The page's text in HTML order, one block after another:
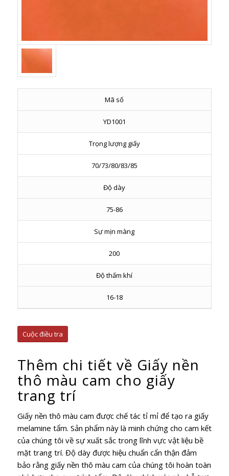
Mã số
YD1001
Trọng lượng giấy
70/73/80/83/85
Độ dày
75-86
Sự mịn màng
200
Độ thấm khí
16-18
Cuộc điều tra
Thêm chi tiết về Giấy nền
thô màu cam cho giấy
trang trí
Giấy nền thô màu cam được chế tác tỉ mỉ để tạo ra giấy
melamine tẩm. Sản phẩm này là minh chứng cho cam kết
của chúng tôi về sự xuất sắc trong lĩnh vực vật liệu bề
mặt trang trí. Độ dày được hiệu chuẩn cẩn thận đảm
bảo rằng giấy nền thô màu cam của chúng tôi hoàn toàn